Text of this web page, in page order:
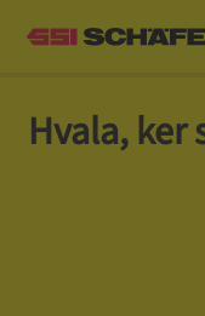
Hvala,